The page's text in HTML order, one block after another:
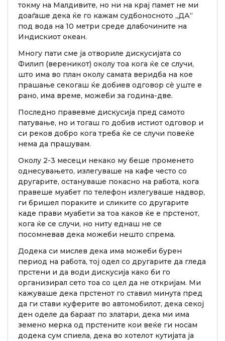
токму на Малдивите, но ни на крај памет не ми
доаѓаше дека ќе го кажам судбоносното „ДА“
под вода на 10 метри среде длабочините на
Индискиот океан.
Многу пати сме ја отвориле дискусијата со
Филип (вереникот) околу тоа кога ќе се случи,
што има во план околу самата веридба на кое
прашање секогаш ќе добиев одговор сè уште е
рано, има време, можеби за година-две.
Последно правевме дискусија пред самото
патување, но и тогаш го добив истиот одговор и
си реков добро кога треба ќе се случи повеќе
нема да прашувам.
Околу 2-3 месеци некако му беше променето
однесувањето, излегуваше на кафе често со
другарите, остануваше покасно на работа, кога
правеше муабет по телефон излегуваше надвор,
ги бришел пораките и сликите со другарите
каде прави муабети за тоа каков ќе е прстенот,
кога ќе се случи, но ниту еднаш не се
посомневав дека можеби нешто спрема.
Додека си мислев дека има можеби бурен
период на работа, тој одел со другарите да гледа
прстени и да води дискусија како би го
организирал сето тоа со цел да не откријам. Ми
кажуваше дека прстенот го ставил минута пред
да ги стави куферите во автомобилот, дека секој
ден оделе да бараат по златари, дека ми има
земено мерка од прстените кои веќе ги носам
додека сум спиела, дека во хотелот кутијата ја